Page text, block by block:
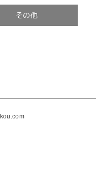
その他